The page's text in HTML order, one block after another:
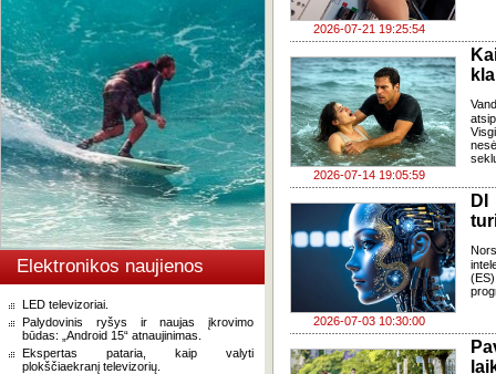
Elektronikos naujienos
LED televizoriai.
Palydovinis ryšys ir naujas įkrovimo
būdas: „Android 15“ atnaujinimas.
Ekspertas pataria, kaip valyti
plokščiaekranį televizorių.
2026-07-21 19:25:54
2026-07-14 19:05:59
2026-07-03 10:30:00